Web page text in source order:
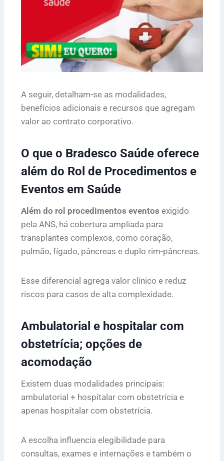
A seguir, detalham-se as modalidades,
benefícios adicionais e recursos que agregam
valor ao contrato corporativo.
O que o Bradesco Saúde oferece
além do Rol de Procedimentos e
Eventos em Saúde
Além do rol procedimentos eventos exigido
pela ANS, há cobertura ampliada para
transplantes complexos, como coração,
pulmão, fígado, pâncreas e duplo rim-pâncreas.
Esse diferencial agrega valor clínico e reduz
riscos para casos de alta complexidade.
Ambulatorial e hospitalar com
obstetrícia; opções de
acomodação
Existem duas modalidades principais:
ambulatorial + hospitalar com obstetrícia e
apenas hospitalar com obstetrícia.
A escolha influencia elegibilidade para
consultas, exames e internações e também o